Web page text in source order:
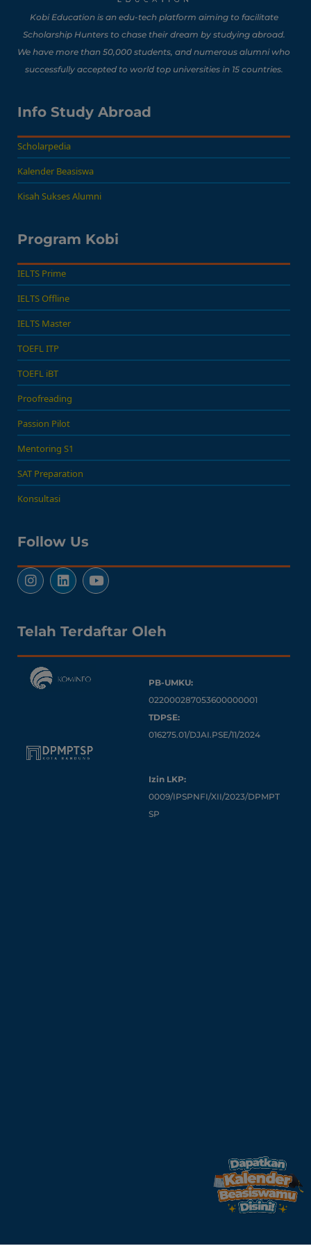
8 Lomba Jurusan
Psikologi untuk
Buat Persiapan Study
Baca Sekarang!
Kobi Education is an edu-tech platform aiming to facilitate
Scholarship Hunters to chase their dream by studying abroad.
We have more than 50,000 students, and numerous alumni who
successfully accepted to world top universities in 15 countries.
Info Study Abroad
Scholarpedia
Kalender Beasiswa
Kisah Sukses Alumni
Program Kobi
IELTS Prime
IELTS Offline
IELTS Master
TOEFL ITP
TOEFL iBT
Proofreading
Passion Pilot
Mentoring S1
SAT Preparation
Konsultasi
Follow Us
Telah Terdaftar Oleh
PB-UMKU:
022000287053600000001
TDPSE:
016275.01/DJAI.PSE/11/2024
Izin LKP:
0009/IPSPNFI/XII/2023/DPMPT
SP